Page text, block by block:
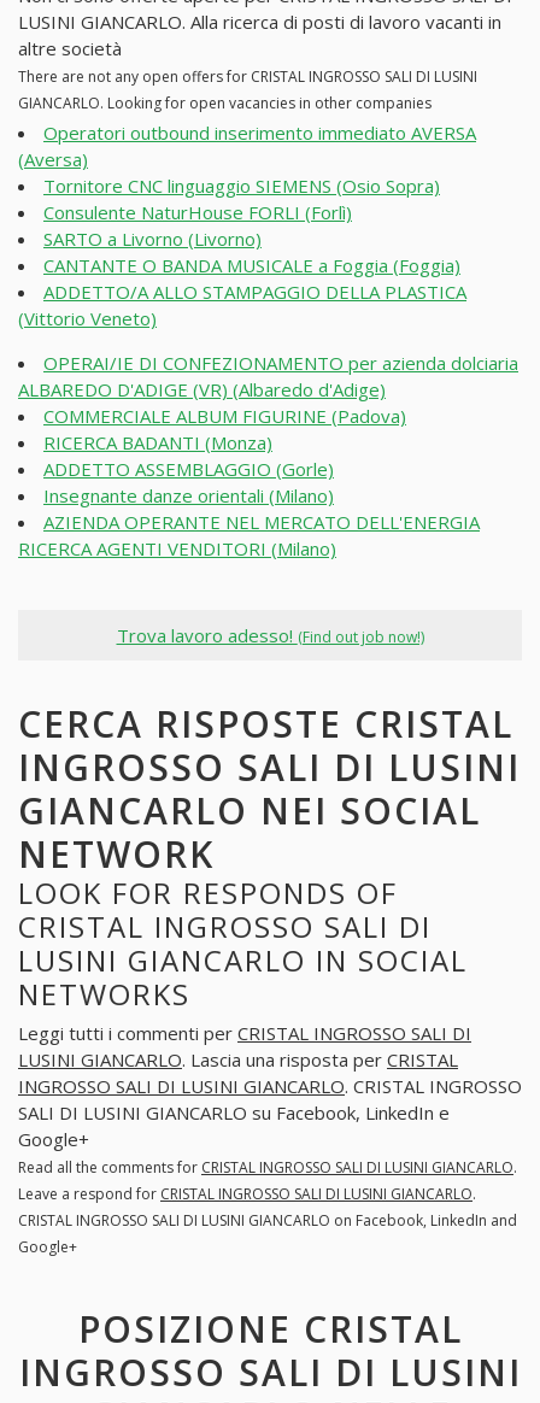
LUSINI GIANCARLO. Alla ricerca di posti di lavoro vacanti in
altre società
There are not any open offers for CRISTAL INGROSSO SALI DI LUSINI
GIANCARLO. Looking for open vacancies in other companies
Operatori outbound inserimento immediato AVERSA
(Aversa)
Tornitore CNC linguaggio SIEMENS (Osio Sopra)
Consulente NaturHouse FORLI (Forlì)
SARTO a Livorno (Livorno)
CANTANTE O BANDA MUSICALE a Foggia (Foggia)
ADDETTO/A ALLO STAMPAGGIO DELLA PLASTICA
(Vittorio Veneto)
OPERAI/IE DI CONFEZIONAMENTO per azienda dolciaria
ALBAREDO D'ADIGE (VR) (Albaredo d'Adige)
COMMERCIALE ALBUM FIGURINE (Padova)
RICERCA BADANTI (Monza)
ADDETTO ASSEMBLAGGIO (Gorle)
Insegnante danze orientali (Milano)
AZIENDA OPERANTE NEL MERCATO DELL'ENERGIA
RICERCA AGENTI VENDITORI (Milano)
Trova lavoro adesso! (Find out job now!)
CERCA RISPOSTE CRISTAL
INGROSSO SALI DI LUSINI
GIANCARLO NEI SOCIAL
NETWORK
LOOK FOR RESPONDS OF
CRISTAL INGROSSO SALI DI
LUSINI GIANCARLO IN SOCIAL
NETWORKS
Leggi tutti i commenti per CRISTAL INGROSSO SALI DI
LUSINI GIANCARLO. Lascia una risposta per CRISTAL
INGROSSO SALI DI LUSINI GIANCARLO. CRISTAL INGROSSO
SALI DI LUSINI GIANCARLO su Facebook, LinkedIn e
Google+
Read all the comments for CRISTAL INGROSSO SALI DI LUSINI GIANCARLO.
Leave a respond for CRISTAL INGROSSO SALI DI LUSINI GIANCARLO.
CRISTAL INGROSSO SALI DI LUSINI GIANCARLO on Facebook, LinkedIn and
Google+
POSIZIONE CRISTAL
INGROSSO SALI DI LUSINI